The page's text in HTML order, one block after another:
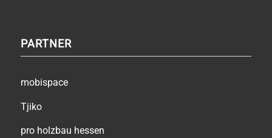
PARTNER
mobispace
Tjiko
pro holzbau hessen